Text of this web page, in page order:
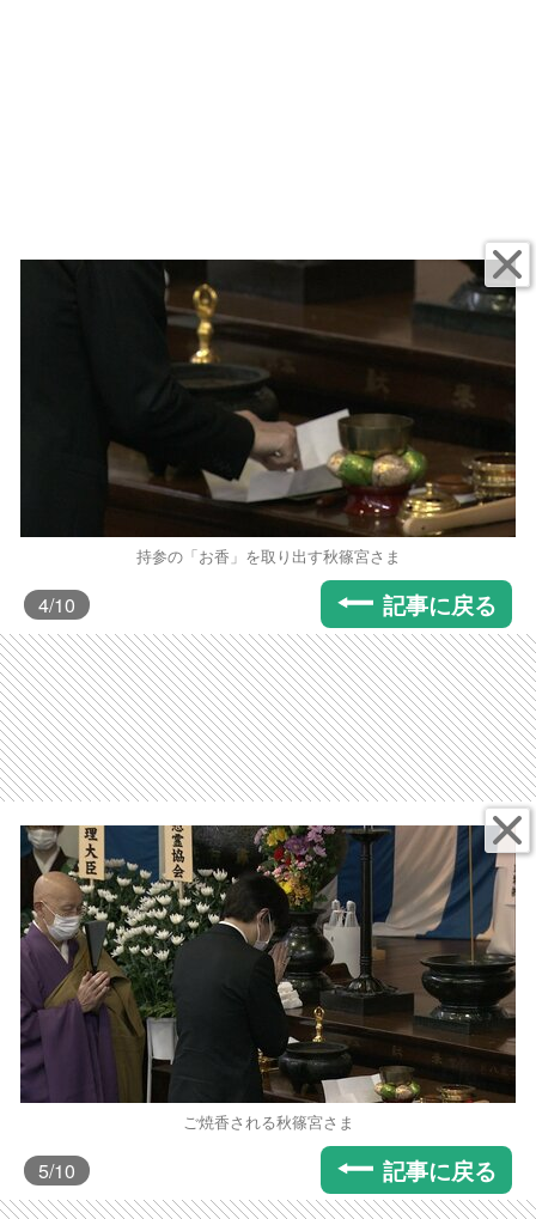
持参の「お香」を取り出す秋篠宮さま
4/10 記事に戻る
ご焼香される秋篠宮さま
5/10 記事に戻る